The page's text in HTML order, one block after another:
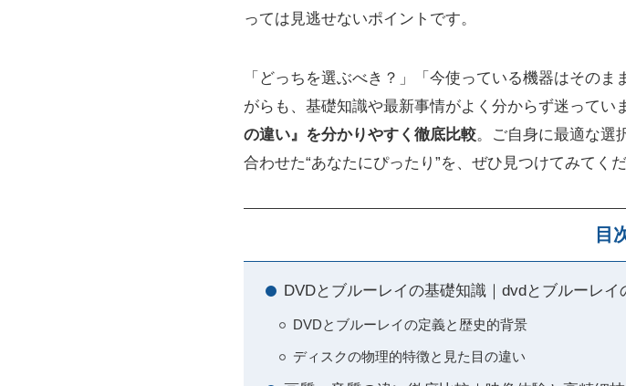
っては見逃せないポイントです。
「どっちを選ぶべき？」「今使っている機器はその
がらも、基礎知識や最新事情がよく分からず迷ってい
の違い』を分かりやすく徹底比較。ご自身に最適な選
合わせた“あなたにぴったり”を、ぜひ見つけてみてくだ
目
DVDとブルーレイの基礎知識｜dvdとブルーレ
DVDとブルーレイの定義と歴史的背景
ディスクの物理的特徴と見た目の違い